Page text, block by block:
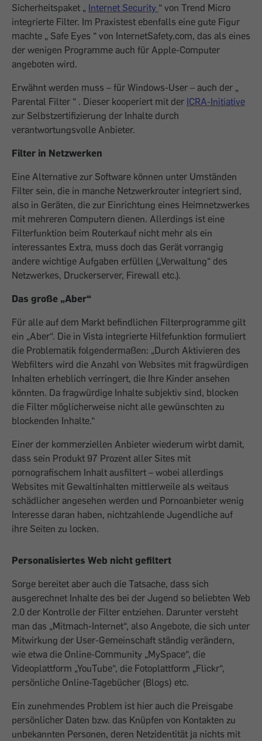
Sicherheitspaket „ Internet Security “ von Trend Micro
integrierte Filter. Im Praxistest ebenfalls eine gute Figur
machte „ Safe Eyes “ von InternetSafety.com, das als eines
der wenigen Programme auch für Apple-Computer
angeboten wird.
Erwähnt werden muss – für Windows-User – auch der „
Parental Filter “ . Dieser kooperiert mit der ICRA-Initiative
zur Selbstzertifizierung der Inhalte durch
verantwortungsvolle Anbieter.
Filter in Netzwerken
Eine Alternative zur Software können unter Umständen
Filter sein, die in manche Netzwerkrouter integriert sind,
also in Geräten, die zur Einrichtung eines Heimnetzwerkes
mit mehreren Computern dienen. Allerdings ist eine
Filterfunktion beim Routerkauf nicht mehr als ein
interessantes Extra, muss doch das Gerät vorrangig
andere wichtige Aufgaben erfüllen („Verwaltung“ des
Netzwerkes, Druckerserver, Firewall etc.).
Das große „Aber“
Für alle auf dem Markt befindlichen Filterprogramme gilt
ein „Aber“. Die in Vista integrierte Hilfefunktion formuliert
die Problematik folgendermaßen: „Durch Aktivieren des
Webfilters wird die Anzahl von Websites mit fragwürdigen
Inhalten erheblich verringert, die Ihre Kinder ansehen
könnten. Da fragwürdige Inhalte subjektiv sind, blocken
die Filter möglicherweise nicht alle gewünschten zu
blockenden Inhalte.“
Einer der kommerziellen Anbieter wiederum wirbt damit,
dass sein Produkt 97 Prozent aller Sites mit
pornografischem Inhalt ausfiltert – wobei allerdings
Websites mit Gewaltinhalten mittlerweile als weitaus
schädlicher angesehen werden und Pornoanbieter wenig
Interesse daran haben, nichtzahlende Jugendliche auf
ihre Seiten zu locken.
Personalisiertes Web nicht gefiltert
Sorge bereitet aber auch die Tatsache, dass sich
ausgerechnet Inhalte des bei der Jugend so beliebten Web
2.0 der Kontrolle der Filter entziehen. Darunter versteht
man das „Mitmach-Internet“, also Angebote, die sich unter
Mitwirkung der User-Gemeinschaft ständig verändern,
wie etwa die Online-Community „MySpace“, die
Videoplattform „YouTube“, die Fotoplattform „Flickr“,
persönliche Online-Tagebücher (Blogs) etc.
Ein zunehmendes Problem ist hier auch die Preisgabe
persönlicher Daten bzw. das Knüpfen von Kontakten zu
unbekannten Personen, deren Netzidentität ja nichts mit